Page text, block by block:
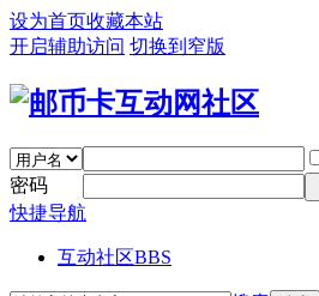
设为首页收藏本站
开启辅助访问 切换到窄版
密码
快捷导航
互动社区BBS